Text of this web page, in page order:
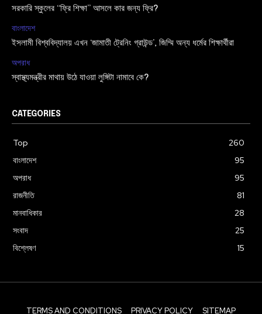
সরকারি স্কুলের “ফ্রি শিক্ষা” আসলে কার জন্য ফ্রি?
বাংলাদেশ
ইসলামী বিশ্ববিদ্যালয় এখন ‘জামাতী ট্রেনিং গ্রাউন্ড’, জিম্মি অন্য ধর্মের শিক্ষার্থীরা
অপরাধ
স্বাস্থ্যমন্ত্রীর মাথায় উঠে যাওয়া লুঙ্গিটা নামাবে কে?
CATEGORIES
Top
260
বাংলাদেশ
95
অপরাধ
95
রাজনীতি
81
মানবাধিকার
28
সংবাদ
25
বিশ্লেষণ
15
TERMS AND CONDITIONS PRIVACY POLICY SITEMAP